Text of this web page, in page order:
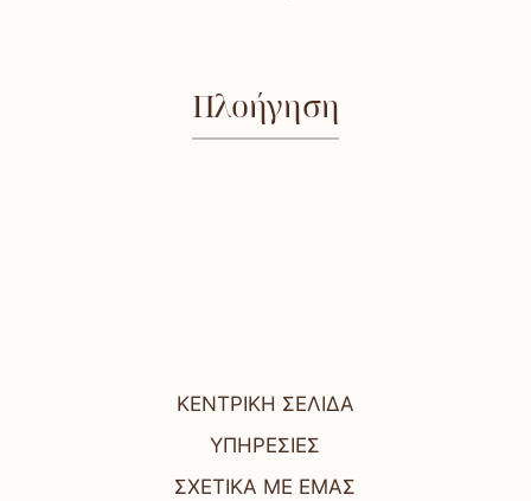
Πλοήγηση
ΚΕΝΤΡΙΚΗ ΣΕΛΙΔΑ
ΥΠΗΡΕΣΙΕΣ
ΣΧΕΤΙΚΑ ΜΕ ΕΜΑΣ